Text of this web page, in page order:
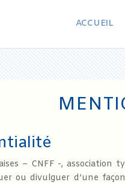
ACCUEIL
– CNFF -, association
ou divulguer d’une